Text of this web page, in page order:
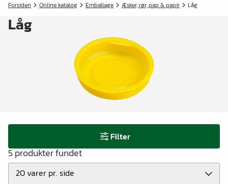
Forsiden Online katalog Emballage Æsker, rør, pap & papir Låg
Låg
Filter
5 produkter fundet